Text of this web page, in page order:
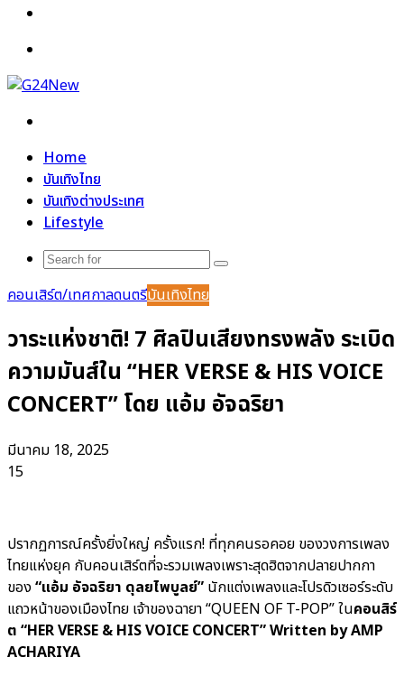
Home
บันเทิงไทย
บันเทิงต่างประเทศ
Lifestyle
Search
คอนเสิร์ต/เทศกาลดนตรีบันเทิงไทย
วาระแห่งชาติ! 7 ศิลปินเสียงทรงพลัง ระเบิด
ความมันส์ใน “HER VERSE & HIS VOICE
CONCERT” โดย แอ้ม อัจฉริยา
มีนาคม 18, 2025
15
ปรากฏการณ์ครั้งยิ่งใหญ่ ครั้งแรก! ที่ทุกคนรอคอย ของวงการเพลง
ไทยแห่งยุค กับคอนเสิร์ตที่จะรวมเพลงเพราะสุดฮิตจากปลายปากกา
ของ“แอ้ม อัจฉริยา ดุลยไพบูลย์” นักแต่งเพลงและโปรดิวเซอร์ระดับ
แถวหน้าของเมืองไทย เจ้าของฉายา “QUEEN OF T-POP” ในคอนสิร์
ต “HER VERSE & HIS VOICE CONCERT” Written by AMP
ACHARIYA